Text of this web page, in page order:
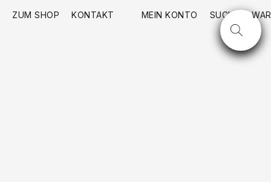
ZUM SHOP KONTAKT MEIN KONTO SUCHE